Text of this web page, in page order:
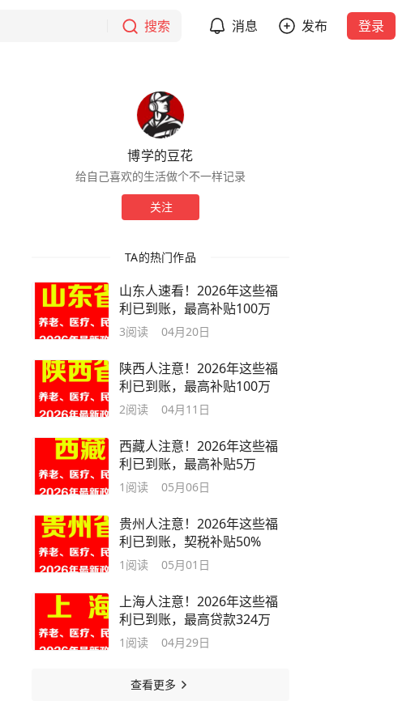
搜索 消息 发布 登录
博学的豆花
给自己喜欢的生活做个不一样记录
关注
TA的热门作品
山东人速看！2026年这些福
利已到账，最高补贴100万
3阅读 04月20日
陕西人注意！2026年这些福
利已到账，最高补贴100万
2阅读 04月11日
西藏人注意！2026年这些福
利已到账，最高补贴5万
1 阅读 05月06日
贵州人注意！2026年这些福
利已到账，契税补贴50%
1 阅读 05月01日
上海人注意！2026年这些福
利已到账，最高贷款324万
1 阅读 04月29日
查看更多